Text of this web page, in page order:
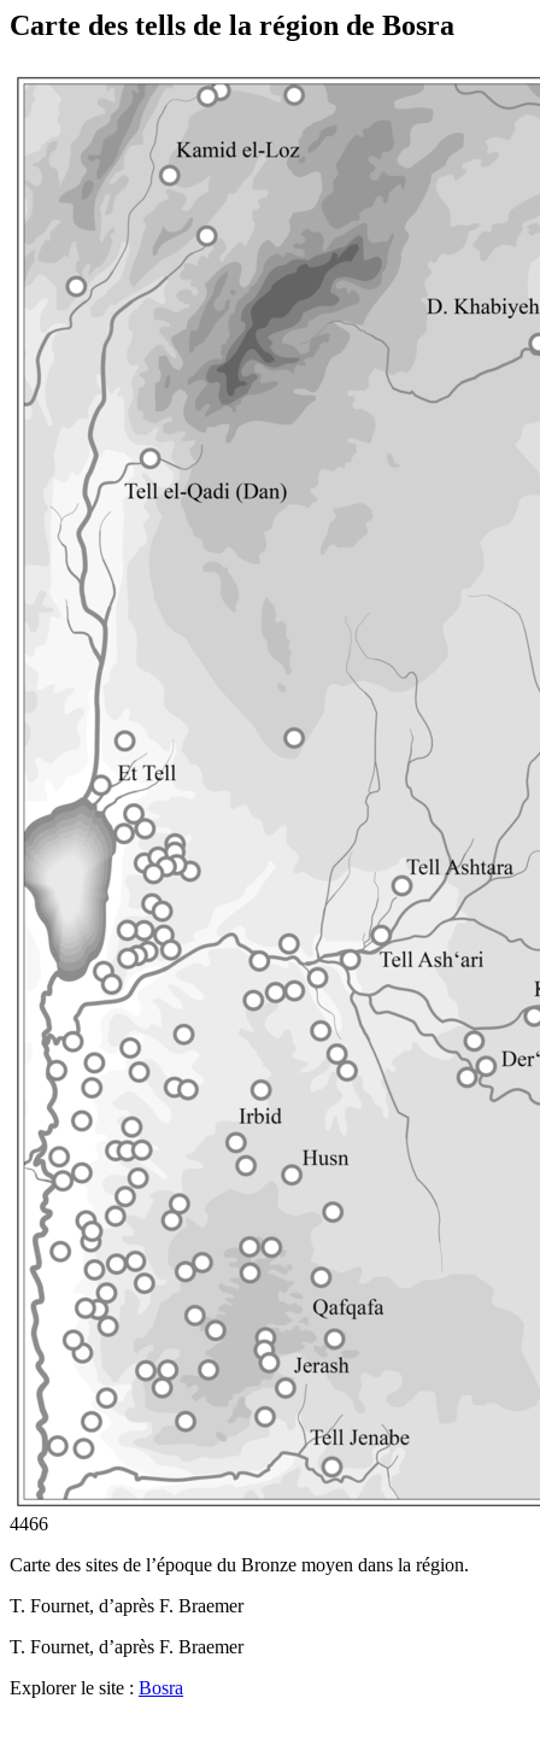
Carte des tells de la région de Bosra
4466
Carte des sites de l’époque du Bronze moyen dans la région.
T. Fournet, d’après F. Braemer
T. Fournet, d’après F. Braemer
Explorer le site : Bosra